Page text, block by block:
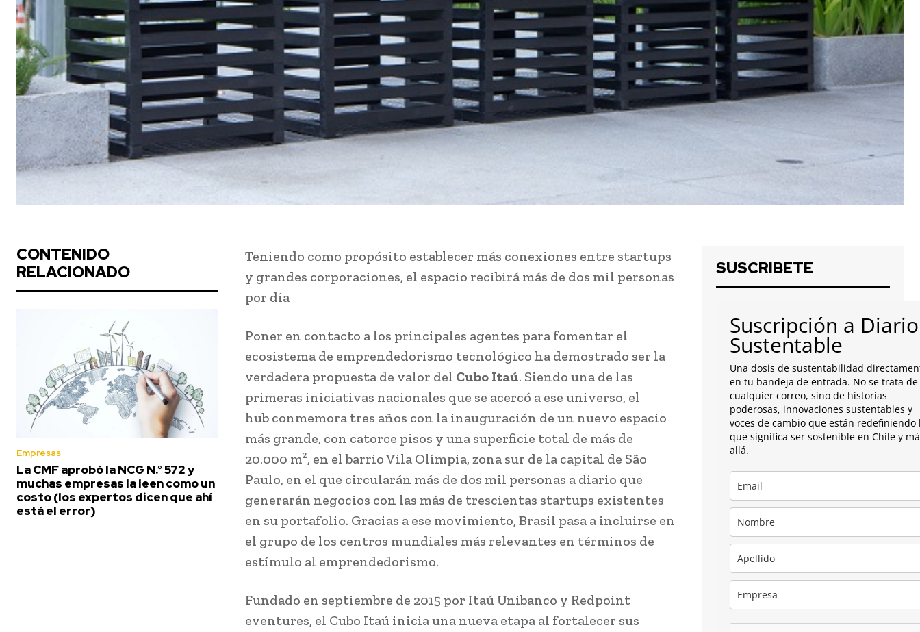
CONTENIDO
RELACIONADO
Empresas
La CMF aprobó la NCG N.° 572 y
muchas empresas la leen como un
costo (los expertos dicen que ahí
está el error)
Teniendo como propósito establecer más conexiones entre startups
y grandes corporaciones, el espacio recibirá más de dos mil personas
por día
Poner en contacto a los principales agentes para fomentar el
ecosistema de emprendedorismo tecnológico ha demostrado ser la
verdadera propuesta de valor del Cubo Itaú. Siendo una de las
primeras iniciativas nacionales que se acercó a ese universo, el
hub conmemora tres años con la inauguración de un nuevo espacio
más grande, con catorce pisos y una superficie total de más de
20.000 m², en el barrio Vila Olímpia, zona sur de la capital de São
Paulo, en el que circularán más de dos mil personas a diario que
generarán negocios con las más de trescientas startups existentes
en su portafolio. Gracias a ese movimiento, Brasil pasa a incluirse en
el grupo de los centros mundiales más relevantes en términos de
estímulo al emprendedorismo.
Fundado en septiembre de 2015 por Itaú Unibanco y Redpoint
eventures, el Cubo Itaú inicia una nueva etapa al fortalecer sus
SUSCRIBETE
Suscripción a Diario
Sustentable
Una dosis de sustentabilidad
en tu bandeja de entrada. No se trata de
cualquier correo, sino de historias
poderosas, innovaciones sustentables y
voces de cambio que están redefiniendo
que significa ser sostenible en Chile y
allá.